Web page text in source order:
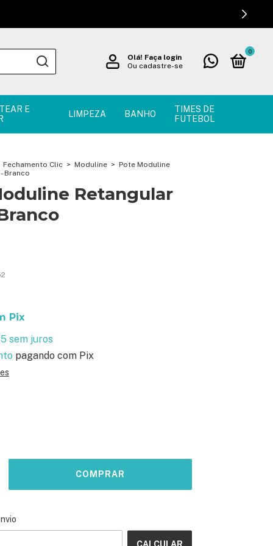
Olá! Faça login
Ou cadastre-se
0
E
LIMPEZA BANHO
TIMES DE
FUTEBOL
Fechamento Clic > Moduline > Pote Moduline
Branco
Retangular
Pix
sem juros
pagando com Pix
CALCULAR